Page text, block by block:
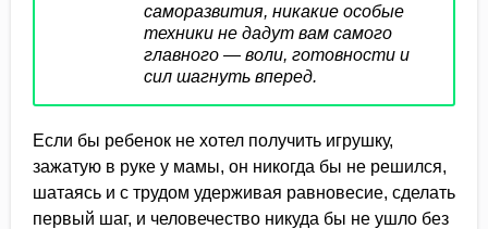
саморазвития, никакие особые
техники не дадут вам самого
главного — воли, готовности и
сил шагнуть вперед.
Если бы ребенок не хотел получить игрушку,
зажатую в руке у мамы, он никогда бы не решился,
шатаясь и с трудом удерживая равновесие, сделать
первый шаг, и человечество никуда бы не ушло без